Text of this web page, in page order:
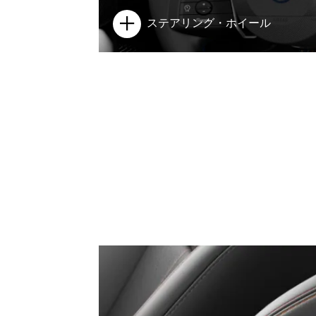
ステアリング・ホイール